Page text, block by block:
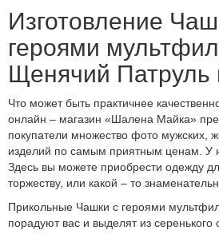
Изготовление
героями
Щенячий Патруль
Что может быть практичнее
онлайн – магазин «Шалена Майка»
покупатели множество фото мужских,
изделий по самым приятным ценам. У
Здесь вы можете приобрести одежду
торжеству, или какой – то
Прикольные Чашки с героями
порадуют вас и выделят из